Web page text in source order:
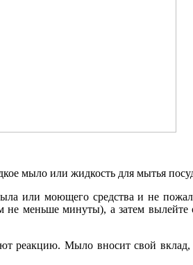
мыло или жидкость для мытья
или моющего средства и не
меньше минуты), а затем вылейте
реакцию. Мыло вносит свой